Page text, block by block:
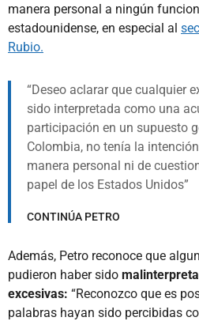
manera personal a ningún
estadounidense, en especial al
Rubio.
Deseo aclarar que cualquier
sido interpretada como una
participación en un supuesto
Colombia, no tenía la
manera personal ni de
papel de los Estados Unidos
CONTINÚA PETRO
Además, Petro reconoce que
pudieron haber sido
excesivas: “Reconozco que es
palabras hayan sido percibidas